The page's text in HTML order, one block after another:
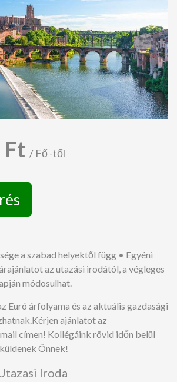
Ft / Fő -től
a szabad helyektől függ • Egyéni
az utazási irodától, a végleges
módosulhat.
Euró árfolyama és az aktuális gazdasági
ajánlatot az
címen! Kollégáink rövid időn belül
Önnek!
Iroda